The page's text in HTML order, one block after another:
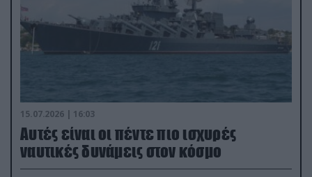
15.07.2026 | 16:03
Aυτές είναι οι πέντε πιο ισχυρές
ναυτικές δυνάμεις στον κόσμο